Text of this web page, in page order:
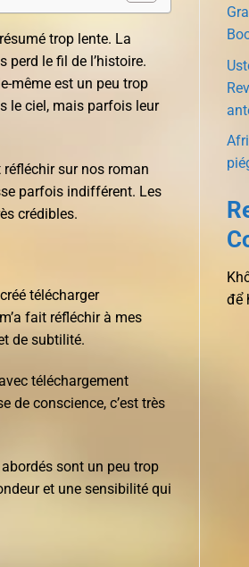
trop lente. La
le fil de l’histoire.
même est un peu trop
le ciel, mais parfois leur
sur nos roman
parfois indifférent. Les
crédibles.
télécharger
fait réfléchir à mes
de subtilité.
téléchargement
de conscience, c’est très
sont un peu trop
et une sensibilité qui
để